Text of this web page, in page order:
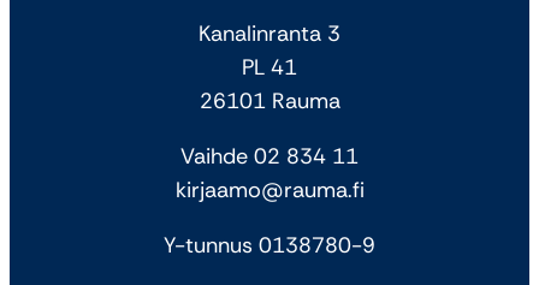
Kanalinranta 3
PL 41
26101 Rauma
Vaihde 02 834 11
kirjaamo@rauma.fi
Y-tunnus 0138780-9